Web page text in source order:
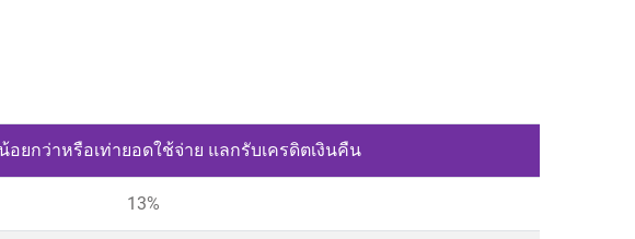
ยกว่าหรือเท่ายอดใช้จ่าย แลกรับเครดิตเงินคืน
13%